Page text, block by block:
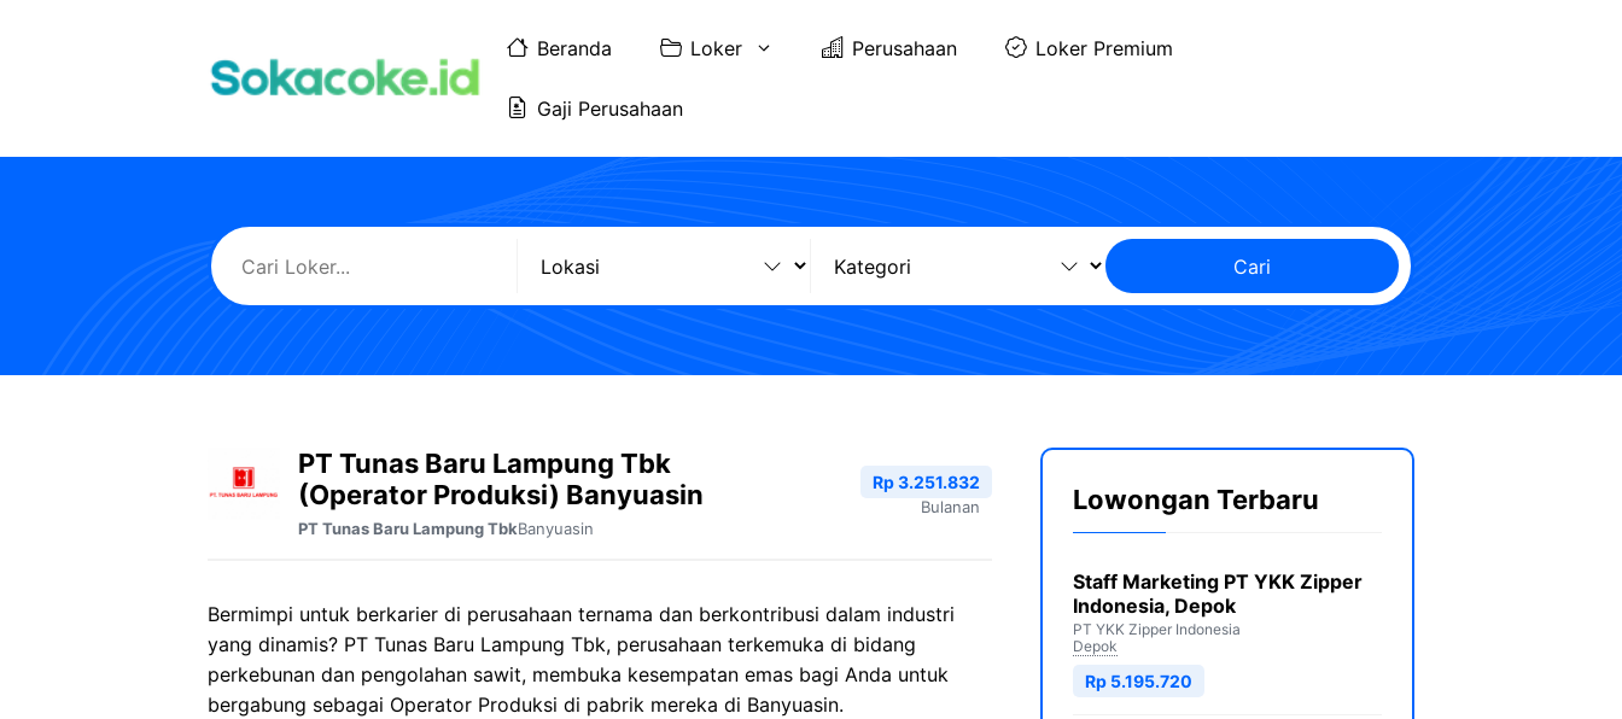
Beranda Loker Perusahaan Loker Premium
Gaji Perusahaan
Cari
PT Tunas Baru Lampung Tbk
(Operator Produksi) Banyuasin
PT Tunas Baru Lampung TbkBanyuasin
Rp 3.251.832
Bulanan
Bermimpi untuk berkarier di perusahaan ternama dan berkontribusi dalam industri
yang dinamis? PT Tunas Baru Lampung Tbk, perusahaan terkemuka di bidang
perkebunan dan pengolahan sawit, membuka kesempatan emas bagi Anda untuk
bergabung sebagai Operator Produksi di pabrik mereka di Banyuasin.
Lowongan Terbaru
Staff Marketing PT YKK Zipper
Indonesia, Depok
PT YKK Zipper Indonesia
Depok
Rp 5.195.720